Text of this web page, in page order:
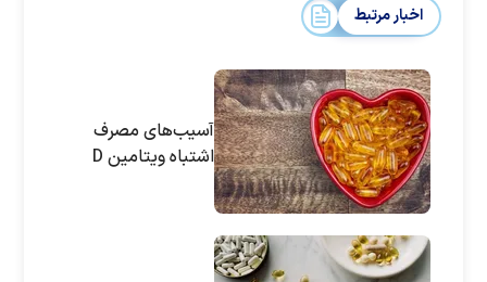
اخبار مرتبط
آسیب‌های مصرف
اشتباه ویتامین D